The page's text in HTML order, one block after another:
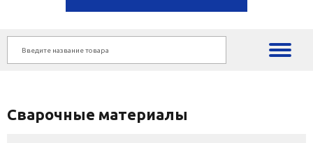
Сварочные материалы